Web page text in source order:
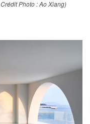
Crédit Photo : Ao Xiang)